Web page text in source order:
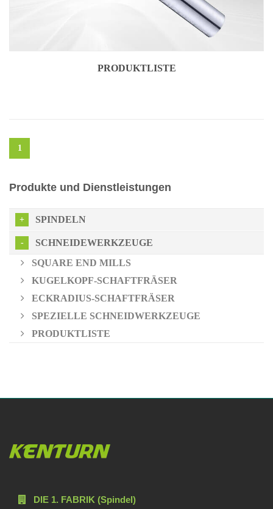
PRODUKTLISTE
1
Produkte und Dienstleistungen
SPINDELN
SCHNEIDEWERKZEUGE
SQUARE END MILLS
KUGELKOPF-SCHAFTFRÄSER
ECKRADIUS-SCHAFTFRÄSER
SPEZIELLE SCHNEIDWERKZEUGE
PRODUKTLISTE
DIE 1. FABRIK (Spindel)